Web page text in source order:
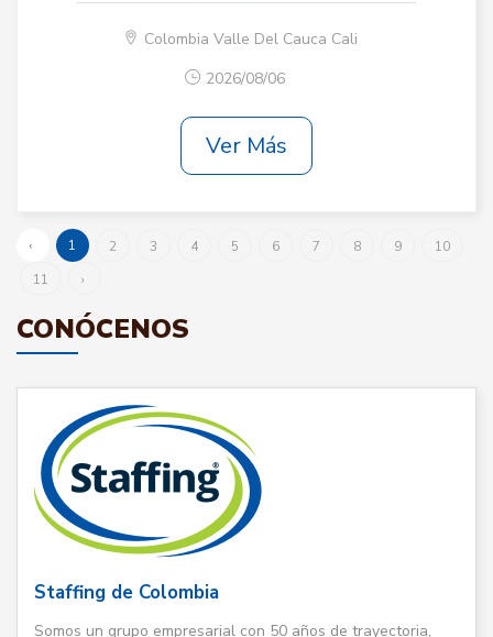
Colombia Valle Del Cauca Cali
2026/08/06
Ver Más
‹ 1 2 3 4 5 6 7 8 9
10
11
›
CONÓCENOS
Staffing de Colombia
Somos un grupo empresarial con 50 años de trayectoria,